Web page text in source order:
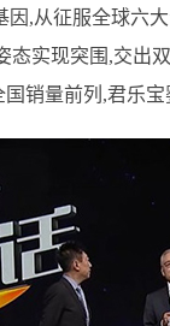
,从征服全球六
态实现突围,交
销量前列,君乐